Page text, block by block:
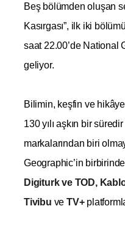
Beş bölümden oluşan
Kasırgası”, ilk iki
saat 22.00’de National
geliyor.
Bilimin, keşfin ve hikâ
130 yılı aşkın bir
markalarından biri
Geographic’in
Digiturk ve TOD,
Tivibu ve TV+